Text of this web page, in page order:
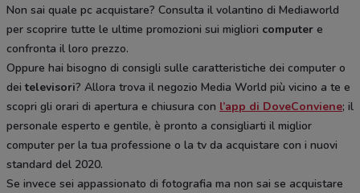
Non sai quale pc acquistare? Consulta il volantino di Mediaworld
per scoprire tutte le ultime promozioni sui migliori computer e
confronta il loro prezzo.
Oppure hai bisogno di consigli sulle caratteristiche dei computer o
deitelevisori? Allora trova il negozio Media World più vicino a te e
scopri gli orari di apertura e chiusura con l’app di DoveConviene; il
personale esperto e gentile, è pronto a consigliarti il miglior
computer per la tua professione o la tv da acquistare con i nuovi
standard del 2020.
Se invece sei appassionato di fotografia ma non sai se acquistare